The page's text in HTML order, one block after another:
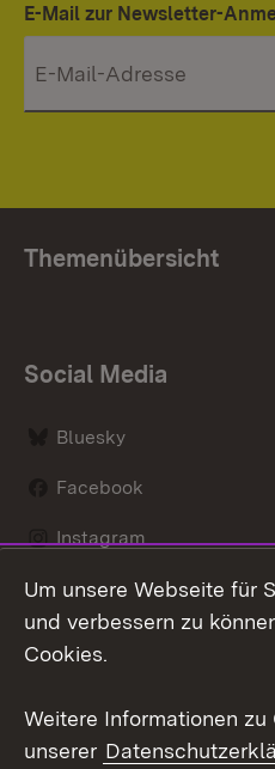
E-Mail zur Newsletter-
Themenübersicht
Social Media
Bluesky
Facebook
Instagram
LinkedIn
Um unsere Webseite für
und verbessern zu
Cookies.
Weitere Informationen
unserer